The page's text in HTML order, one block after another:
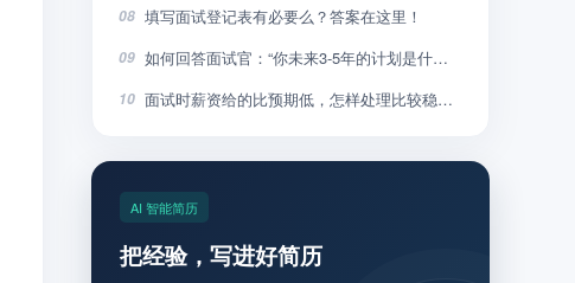
08 填写面试登记表有必要么？答案在这里！
09 如何回答面试官：“你未来3-5年的计划是什么”？
10 面试时薪资给的比预期低，怎样处理比较稳妥？
AI 智能简历
把经验，写进好简历